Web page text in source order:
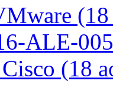
ALE-
(18